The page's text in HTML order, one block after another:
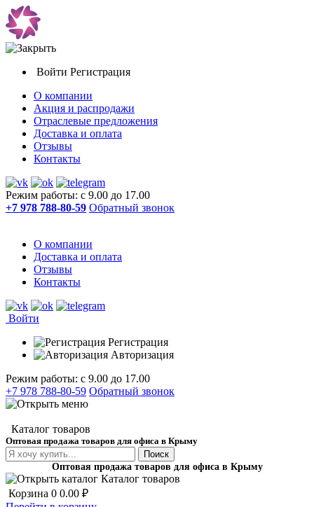
Войти Регистрация
О компании
Акция и распродажи
Отраслевые предложения
Доставка и оплата
Отзывы
Контакты
Режим работы: с 9.00 до 17.00
+7 978 788-80-59 Обратный звонок
О компании
Доставка и оплата
Отзывы
Контакты
Войти
Регистрация
Авторизация
Режим работы: с 9.00 до 17.00
+7 978 788-80-59 Обратный звонок
Каталог товаров
Оптовая продажа товаров для офиса в Крыму
Поиск
Оптовая продажа товаров для офиса в Крыму
Каталог товаров
Корзина 0 0.00 ₽